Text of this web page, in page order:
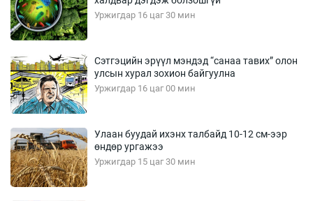
Уржигдар 16 цаг 30 мин
Сэтгэцийн эрүүл мэндэд “санаа тавих” олон
улсын хурал зохион байгуулна
Уржигдар 16 цаг 00 мин
Улаан буудай ихэнх талбайд 10-12 см-ээр
өндөр ургажээ
Уржигдар 15 цаг 30 мин